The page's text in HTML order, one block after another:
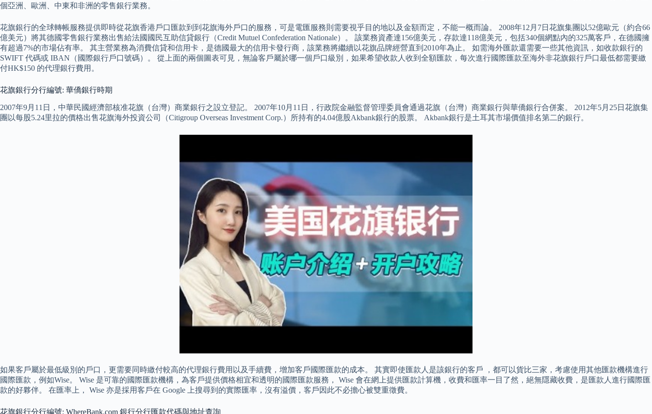
個亞洲、歐洲、中東和非洲的零售銀行業務。
花旗銀行的全球轉帳服務提供即時從花旗香港戶口匯款到到花旗海外戶口的服務，可是電匯服務則需要視乎目的地以及金額而定，不能一概而論。 2008年12月7日花旗集團以52億歐元（約合66
億美元）將其德國零售銀行業務出售給法國國民互助信貸銀行（Credit Mutuel Confederation Nationale）。 該業務資產達156億美元，存款達118億美元，包括340個網點內的325萬客戶，在德國擁
有超過7%的市場佔有率。 其主營業務為消費信貸和信用卡，是德國最大的信用卡發行商，該業務將繼續以花旗品牌經營直到2010年為止。 如需海外匯款還需要一些其他資訊，如收款銀行的
SWIFT 代碼或 IBAN（國際銀行戶口號碼）。 從上面的兩個圖表可見，無論客戶屬於哪一個戶口級別，如果希望收款人收到全額匯款，每次進行國際匯款至海外非花旗銀行戶口最低都需要繳
付HK$150 的代理銀行費用。
花旗銀行分行編號: 華僑銀行時期
2007年9月11日，中華民國經濟部核准花旗（台灣）商業銀行之設立登記。 2007年10月11日，行政院金融監督管理委員會通過花旗（台灣）商業銀行與華僑銀行合併案。 2012年5月25日花旗集
團以每股5.24里拉的價格出售花旗海外投資公司（Citigroup Overseas Investment Corp.）所持有的4.04億股Akbank銀行的股票。 Akbank銀行是土耳其市場價值排名第二的銀行。
如果客戶屬於最低級別的戶口，更需要同時繳付較高的代理銀行費用以及手續費，增加客戶國際匯款的成本。 其實即使匯款人是該銀行的客戶 ，都可以貨比三家，考慮使用其他匯款機構進行
國際匯款，例如Wise。 Wise 是可靠的國際匯款機構，為客戶提供價格相宜和透明的國際匯款服務， Wise 會在網上提供匯款計算機，收費和匯率一目了然，絕無隱藏收費，是匯款人進行國際匯
款的好夥伴。 在匯率上， Wise 亦是採用客戶在 Google 上搜尋到的實際匯率，沒有溢價，客戶因此不必擔心被雙重徵費。
花旗銀行分行編號: WhereBank.com 銀行分行匯款代碼與地址查詢